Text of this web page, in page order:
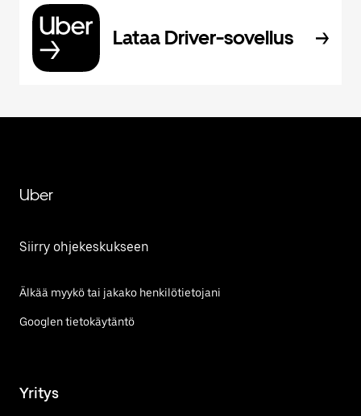
Lataa Driver-sovellus
Uber
Siirry ohjekeskukseen
Älkää myykö tai jakako henkilötietojani
Googlen tietokäytäntö
Yritys